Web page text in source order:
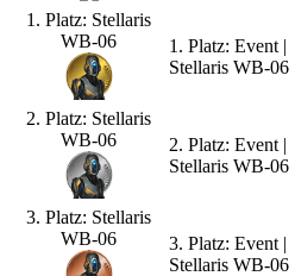
1. Platz: Stellaris
WB-06
1. Platz: Event |
Stellaris WB-06
2. Platz: Stellaris
WB-06
2. Platz: Event |
Stellaris WB-06
3. Platz: Stellaris
WB-06
3. Platz: Event |
Stellaris WB-06